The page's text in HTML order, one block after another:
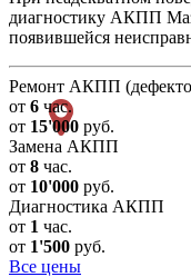
диагностику АКПП
появившейся
Ремонт АКПП
от 6 час.
от 15'000 руб.
Замена АКПП
от 8 час.
от 10'000 руб.
Диагностика АКПП
от 1 час.
от 1'500 руб.
Все цены